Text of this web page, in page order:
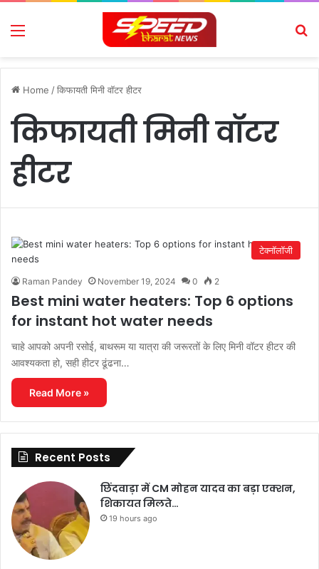
Menu
Home /किफायती मिनी वॉटर हीटर
किफायती मिनी वॉटर
हीटर
टेक्नॉलॉजी
Raman Pandey November 19, 2024 0 2
Best mini water heaters: Top 6 options
for instant hot water needs
चाहे आपको अपनी रसोई, बाथरूम या यात्रा की जरूरतों के लिए मिनी वॉटर हीटर की
आवश्यकता हो, सही हीटर ढूंढना…
Read More »
Recent Posts
छिंदवाड़ा में CM मोहन यादव का बड़ा एक्शन,
शिकायत मिलते…
19 hours ago